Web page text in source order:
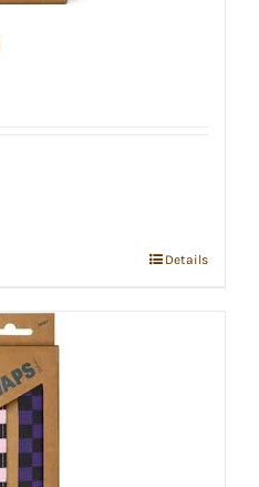
Details